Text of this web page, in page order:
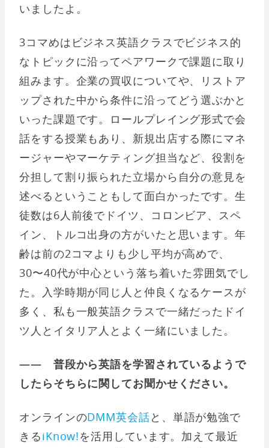
いましたよ。
3コマめはビジネス英語クラスでビジネス的
なトピックに沿ってペアワークで課題に取り
組みます。企業の買収についてや、リストア
ップされた中から条件に沿ってどう選ぶかと
いった課題です。ロールプレイング形式で会
話をする授業もあり、新規出店する際にマネ
ージャーやマーケティング担当など、役割を
分担して割り振られた立場から自分の意見を
述べるということもして面白かったです。生
徒数は6人前後でドイツ、コロンビア、スペ
イン、トルコ出身の方がいたと思います。年
齢は前の2コマよりも少し平均が高めで、
30〜40代が中心という落ち着いた雰囲気でし
た。入学時期が同じ人と仲良くなるケースが
多く、私も一般英語クラスで一緒だったドイ
ツ人とイタリア人とよく一緒にいました。
―― 普段から英語を学習されているようで
したらそちらに関してお聞かせください。
オンラインのDMM英会話と、単語が勉強で
きるiKnow!を活用しています。加えて最近